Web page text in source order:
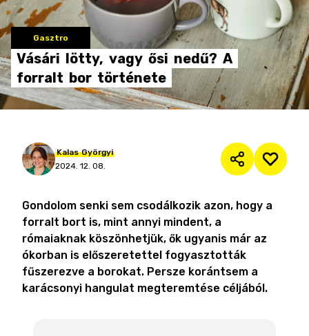
Gasztro
Vásári lötty, vagy ősi nedű? A
forralt bor története
Kalas Györgyi
2024. 12. 08.
Gondolom senki sem csodálkozik azon, hogy a
forralt bort is, mint annyi mindent, a
rómaiaknak köszönhetjük, ők ugyanis már az
ókorban is előszeretettel fogyasztották
fűszerezve a borokat. Persze korántsem a
karácsonyi hangulat megteremtése céljából.